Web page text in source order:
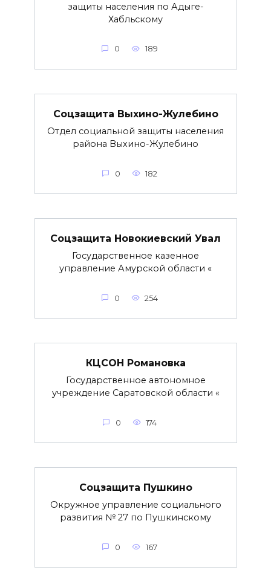
защиты населения по Адыге-
Хабльскому
0 189
Соцзащита Выхино-Жулебино
Отдел социальной защиты населения
района Выхино-Жулебино
0 182
Соцзащита Новокиевский Увал
Государственное казенное
управление Амурской области «
0 254
КЦСОН Романовка
Государственное автономное
учреждение Саратовской области «
0 174
Соцзащита Пушкино
Окружное управление социального
развития № 27 по Пушкинскому
0 167